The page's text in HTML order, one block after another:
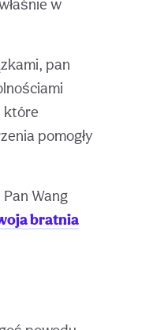
w
pan
które
pomogły
Wang
bratnia